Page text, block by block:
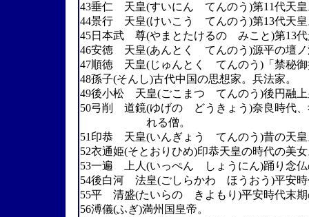
43垂仁 天皇(すいにん てんのう)第11代天皇
44景行 天皇(けいこう てんのう)第13代天皇
45日本武 尊(やまとたけるの みこと)第13代
46安徳 天皇(あんとく てんのう)源平の壇ノ
47順徳 天皇(じゅんとく てんのう)「禁秘御
48孫子(そんし)古代中国の思想家。兵法家。
49後小松 天皇(ごこまつ てんのう)後円融上
50弓削 道鏡(ゆげの どうきょう)奈良時代、
れる僧。
51印恭 天皇(いんぎょう てんのう)昔の天皇
52衣通姫(そとおりひめ)印恭天皇の時代の美
53一遍 上人(いっぺん しょうにん)踊り念仏
54後白河 法皇(ごしらかわ ほうおう)平安時
55平 清盛(たいらの きよもり)平安時代末期
56溥儀(ふぎ)満州国皇帝。